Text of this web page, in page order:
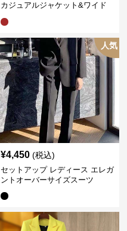
カジュアルジャケット&ワイド
人気
¥4,450 (税込)
セットアップ レディース エレガ
ントオーバーサイズスーツ